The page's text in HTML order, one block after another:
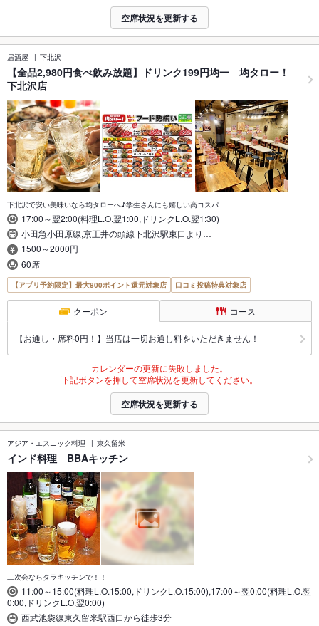
空席状況を更新する
居酒屋 下北沢
【全品2,980円食べ飲み放題】ドリンク199円均一 均タロー！
下北沢店
下北沢で安い美味いなら均タローへ♪学生さんにも嬉しい高コスパ
17:00～翌2:00(料理L.O.翌1:00,ドリンクL.O.翌1:30)
小田急小田原線,京王井の頭線下北沢駅東口より…
1500～2000円
60席
【アプリ予約限定】最大800ポイント還元対象店 口コミ投稿特典対象店
クーポン コース
【お通し・席料0円！】当店は一切お通し料をいただきません！
カレンダーの更新に失敗しました。
下記ボタンを押して空席状況を更新してください。
空席状況を更新する
アジア・エスニック料理 東久留米
インド料理 BBAキッチン
二次会ならタラキッチンで！！
11:00～15:00(料理L.O.15:00,ドリンクL.O.15:00),17:00～翌0:00(料理L.O.翌
0:00,ドリンクL.O.翌0:00)
西武池袋線東久留米駅西口から徒歩3分